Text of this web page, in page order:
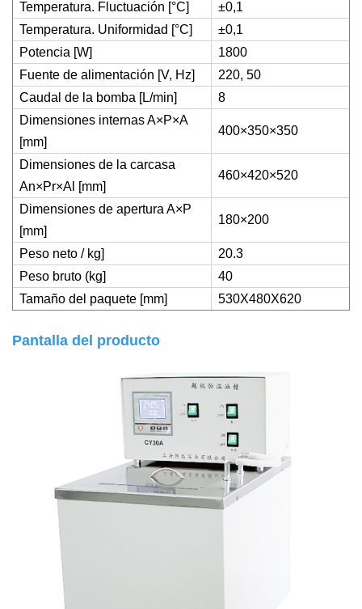
Temperatura. Fluctuación [°C]
±0,1
Temperatura. Uniformidad [°C]
±0,1
Potencia [W]
1800
Fuente de alimentación [V, Hz]
220, 50
Caudal de la bomba [L/min]
8
Dimensiones internas A×P×A
[mm]
400×350×350
Dimensiones de la carcasa
An×Pr×Al [mm]
460×420×520
Dimensiones de apertura A×P
[mm]
180×200
Peso neto / kg]
20.3
Peso bruto (kg]
40
Tamaño del paquete [mm]
530X480X620
Pantalla del producto